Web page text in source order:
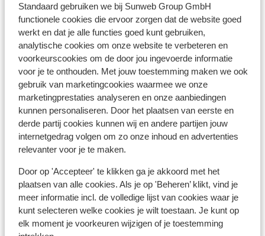
Standaard gebruiken we bij Sunweb Group GmbH
functionele cookies die ervoor zorgen dat de website goed
werkt en dat je alle functies goed kunt gebruiken,
analytische cookies om onze website te verbeteren en
voorkeurscookies om de door jou ingevoerde informatie
voor je te onthouden. Met jouw toestemming maken we ook
gebruik van marketingcookies waarmee we onze
marketingprestaties analyseren en onze aanbiedingen
kunnen personaliseren. Door het plaatsen van eerste en
derde partij cookies kunnen wij en andere partijen jouw
internetgedrag volgen om zo onze inhoud en advertenties
relevanter voor je te maken.
Door op 'Accepteer' te klikken ga je akkoord met het
plaatsen van alle cookies. Als je op 'Beheren’ klikt, vind je
meer informatie incl. de volledige lijst van cookies waar je
kunt selecteren welke cookies je wilt toestaan. Je kunt op
elk moment je voorkeuren wijzigen of je toestemming
Gezondheid:
Alle hotels beschikken over een dokter. Deze is 24 uur
per dag oproepbaar en houdt ook vaak een spreekuur
in het hotel. De apotheken zijn ook 24 uur per dag
geopend en deze herken je aan het woord ‘pharmacy’.
Mocht je last krijgen van diarree, gebruik dan niet de
medicijnen van thuis, zoals Norit of Immodium, maar
haal ter plaatse Antinal. Dat werkt snel en effectief.
Vaccinatie:
andere gegevens over gezondheid en reizen kijk op de
site van LCR: https://www.lcr.nl/.
Let op:
Door de sterk wisselende dollarkoers hebben wij de